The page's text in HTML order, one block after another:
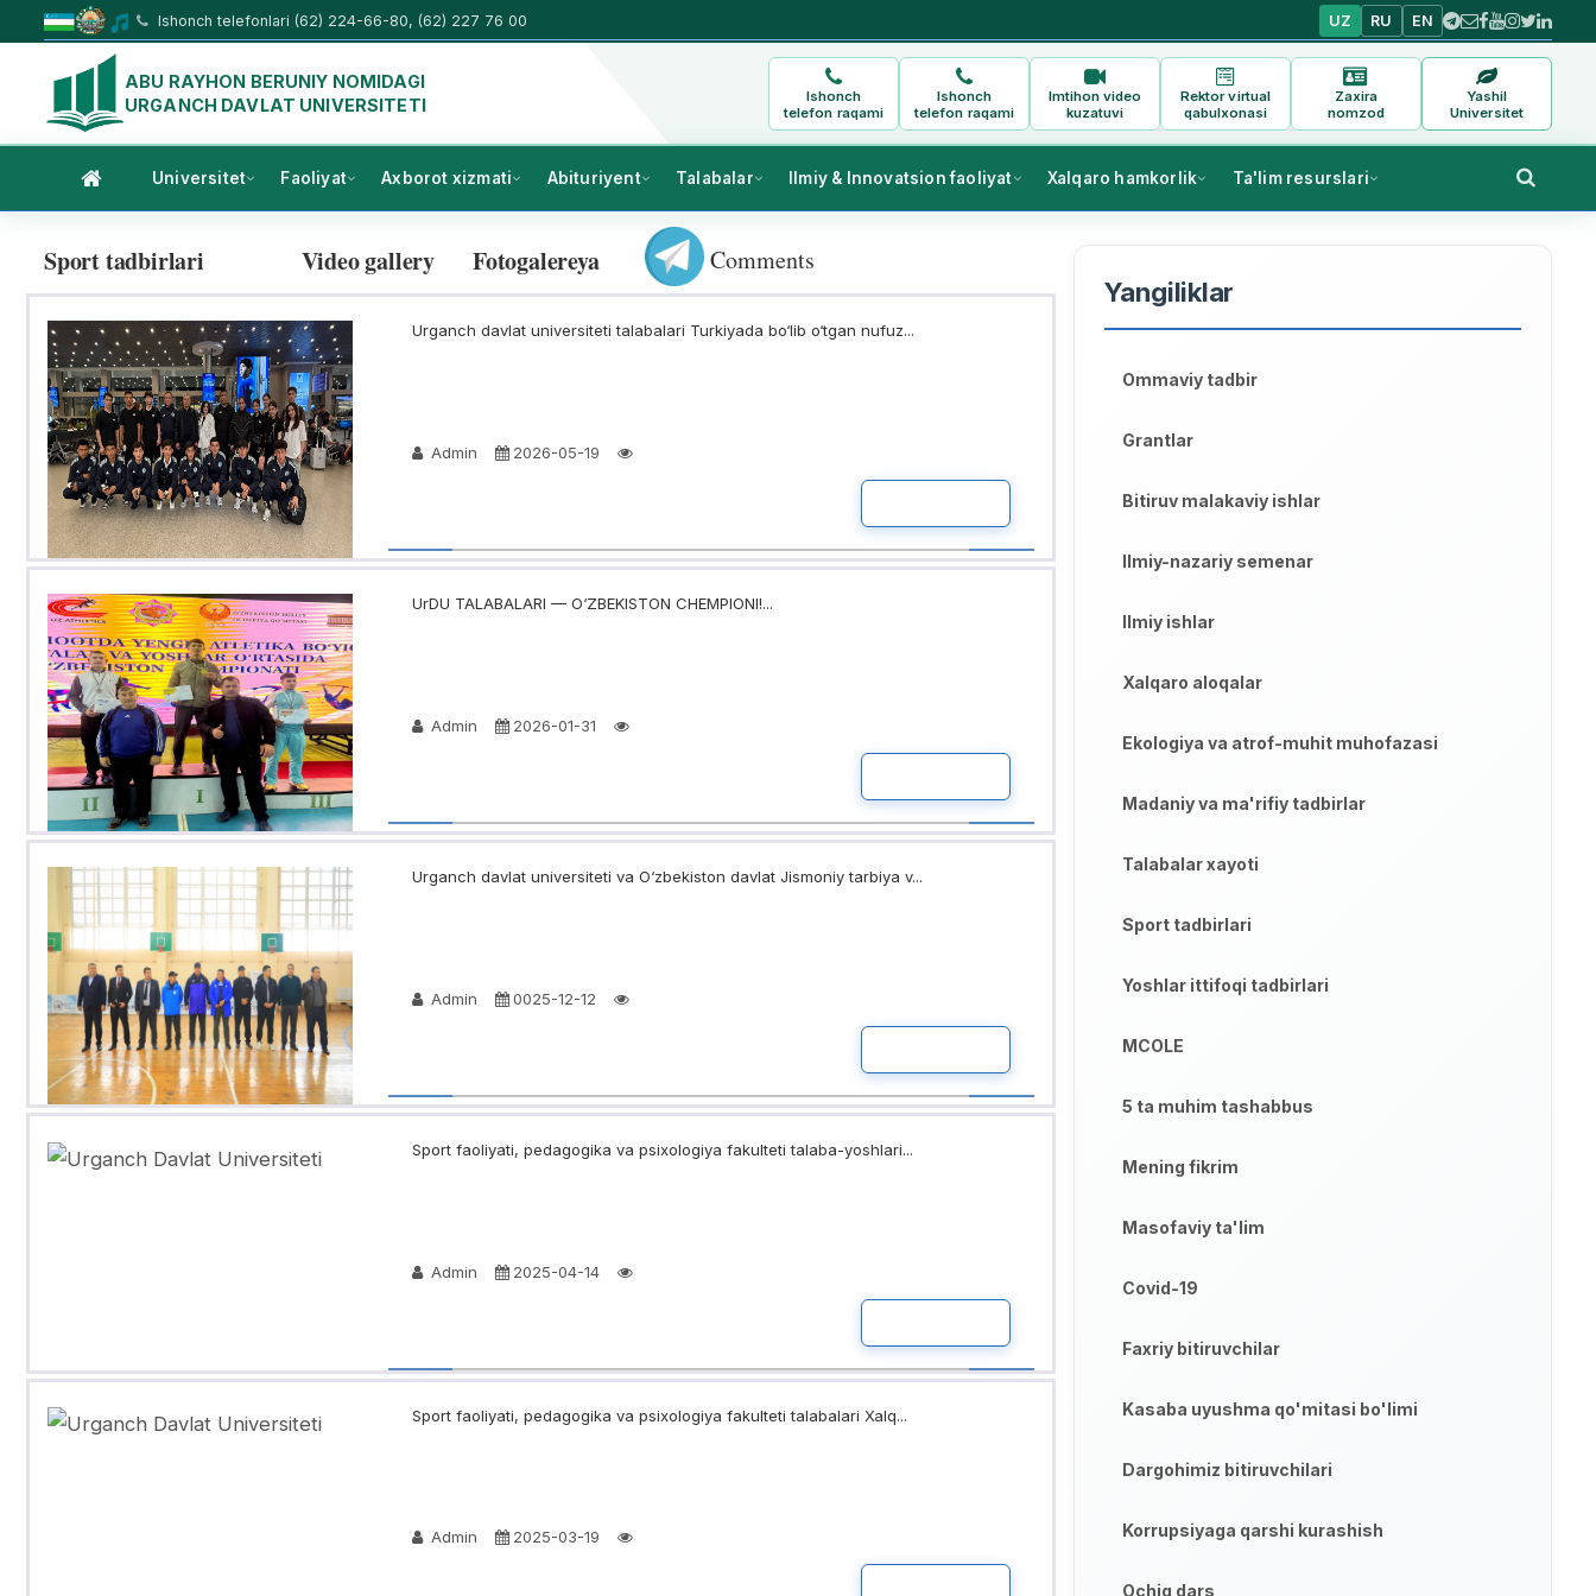
Ishonch telefonlari (62) 224-66-80, (62) 227 76 00 UZ RU EN
ABU RAYHON BERUNIY NOMIDAGI
URGANCH DAVLAT UNIVERSITETI
Ishonch
telefon raqami
Ishonch
telefon raqami
Imtihon video
kuzatuvi
Rektor virtual
qabulxonasi
Zaxira
nomzod
Yashil
Universitet
Universitet Faoliyat Axborot xizmati Abituriyent Talabalar Ilmiy & Innovatsion faoliyat Xalqaro hamkorlik Ta'lim resurslari
Sport tadbirlari Video gallery Fotogalereya Comments
Urganch davlat universiteti talabalari Turkiyada bo‘lib o‘tgan nufuz...
Admin 2026-05-19
UrDU TALABALARI — O‘ZBEKISTON CHEMPIONI!...
Admin 2026-01-31
Urganch davlat universiteti va O‘zbekiston davlat Jismoniy tarbiya v...
Admin 0025-12-12
Sport faoliyati, pedagogika va psixologiya fakulteti talaba-yoshlari...
Admin 2025-04-14
Sport faoliyati, pedagogika va psixologiya fakulteti talabalari Xalq...
Admin 2025-03-19
Yangiliklar
Ommaviy tadbir
Grantlar
Bitiruv malakaviy ishlar
Ilmiy-nazariy semenar
Ilmiy ishlar
Xalqaro aloqalar
Ekologiya va atrof-muhit muhofazasi
Madaniy va ma'rifiy tadbirlar
Talabalar xayoti
Sport tadbirlari
Yoshlar ittifoqi tadbirlari
MCOLE
5 ta muhim tashabbus
Mening fikrim
Masofaviy ta'lim
Covid-19
Faxriy bitiruvchilar
Kasaba uyushma qo'mitasi bo'limi
Dargohimiz bitiruvchilari
Korrupsiyaga qarshi kurashish
Ochiq dars